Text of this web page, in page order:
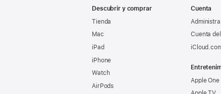
Descubrir y comprar
Tienda
Mac
iPad
iPhone
Watch
AirPods
Cuenta
Cuenta
Apple One